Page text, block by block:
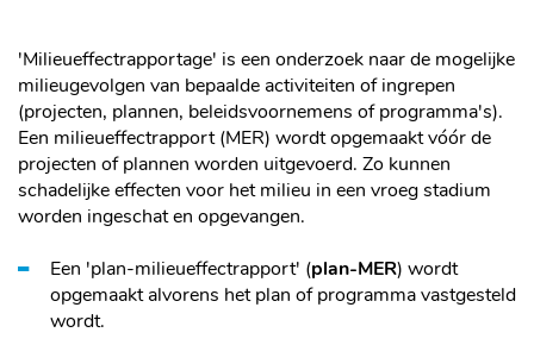
'Milieueffectrapportage' is een onderzoek naar de mogelijke
milieugevolgen van bepaalde activiteiten of ingrepen
(projecten, plannen, beleidsvoornemens of programma's).
Een milieueffectrapport (MER) wordt opgemaakt vóór de
projecten of plannen worden uitgevoerd. Zo kunnen
schadelijke effecten voor het milieu in een vroeg stadium
worden ingeschat en opgevangen.
Een 'plan-milieueffectrapport' (plan-MER) wordt
opgemaakt alvorens het plan of programma vastgesteld
wordt.